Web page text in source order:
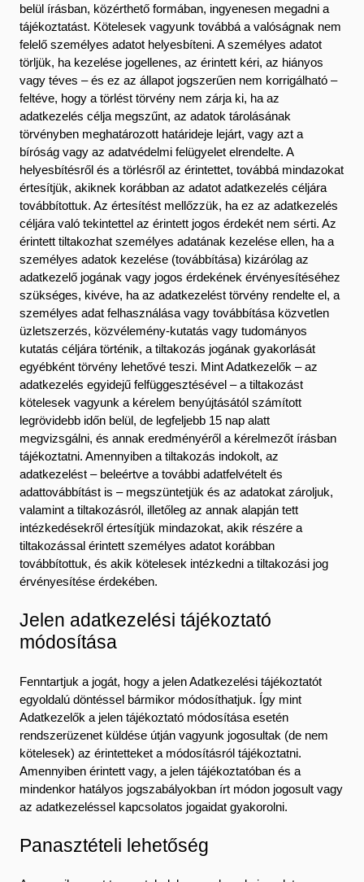
belül írásban, közérthető formában, ingyenesen megadni a
tájékoztatást. Kötelesek vagyunk továbbá a valóságnak nem
felelő személyes adatot helyesbíteni. A személyes adatot
törljük, ha kezelése jogellenes, az érintett kéri, az hiányos
vagy téves – és ez az állapot jogszerűen nem korrigálható –
feltéve, hogy a törlést törvény nem zárja ki, ha az
adatkezelés célja megszűnt, az adatok tárolásának
törvényben meghatározott határideje lejárt, vagy azt a
bíróság vagy az adatvédelmi felügyelet elrendelte. A
helyesbítésről és a törlésről az érintettet, továbbá mindazokat
értesítjük, akiknek korábban az adatot adatkezelés céljára
továbbítottuk. Az értesítést mellőzzük, ha ez az adatkezelés
céljára való tekintettel az érintett jogos érdekét nem sérti. Az
érintett tiltakozhat személyes adatának kezelése ellen, ha a
személyes adatok kezelése (továbbítása) kizárólag az
adatkezelő jogának vagy jogos érdekének érvényesítéséhez
szükséges, kivéve, ha az adatkezelést törvény rendelte el, a
személyes adat felhasználása vagy továbbítása közvetlen
üzletszerzés, közvélemény-kutatás vagy tudományos
kutatás céljára történik, a tiltakozás jogának gyakorlását
egyébként törvény lehetővé teszi. Mint Adatkezelők – az
adatkezelés egyidejű felfüggesztésével – a tiltakozást
kötelesek vagyunk a kérelem benyújtásától számított
legrövidebb időn belül, de legfeljebb 15 nap alatt
megvizsgálni, és annak eredményéről a kérelmezőt írásban
tájékoztatni. Amennyiben a tiltakozás indokolt, az
adatkezelést – beleértve a további adatfelvételt és
adattovábbítást is – megszüntetjük és az adatokat zároljuk,
valamint a tiltakozásról, illetőleg az annak alapján tett
intézkedésekről értesítjük mindazokat, akik részére a
tiltakozással érintett személyes adatot korábban
továbbítottuk, és akik kötelesek intézkedni a tiltakozási jog
érvényesítése érdekében.
Jelen adatkezelési tájékoztató
módosítása
Fenntartjuk a jogát, hogy a jelen Adatkezelési tájékoztatót
egyoldalú döntéssel bármikor módosíthatjuk. Így mint
Adatkezelők a jelen tájékoztató módosítása esetén
rendszerüzenet küldése útján vagyunk jogosultak (de nem
kötelesek) az érintetteket a módosításról tájékoztatni.
Amennyiben érintett vagy, a jelen tájékoztatóban és a
mindenkor hatályos jogszabályokban írt módon jogosult vagy
az adatkezeléssel kapcsolatos jogaidat gyakorolni.
Panasztételi lehetőség